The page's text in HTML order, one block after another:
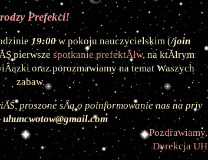
Prefekci!
19:00 w pokoju nauczycielskim (/join
pierwsze spotkanie prefektĂłw, na ktĂłrym
oraz porozmawiamy na temat Waszych
zabaw.
proszone sÂą o poinformowanie nas na priv
uhuncwotow@gmail.com
Pozdrawiamy,
Dyrekcja UH